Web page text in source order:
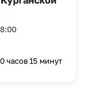
часов 15 минут